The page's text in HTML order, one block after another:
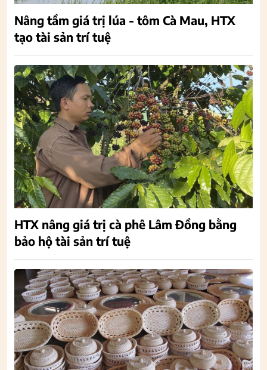
Nâng tầm giá trị lúa - tôm Cà Mau, HTX
tạo tài sản trí tuệ
HTX nâng giá trị cà phê Lâm Đồng bằng
bảo hộ tài sản trí tuệ